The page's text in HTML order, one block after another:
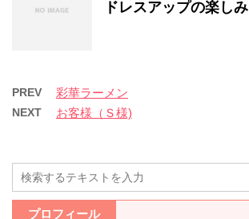
ドレスアップの楽しみ
PREV 彩華ラーメン
NEXT お客様（Ｓ様)
プロフィール